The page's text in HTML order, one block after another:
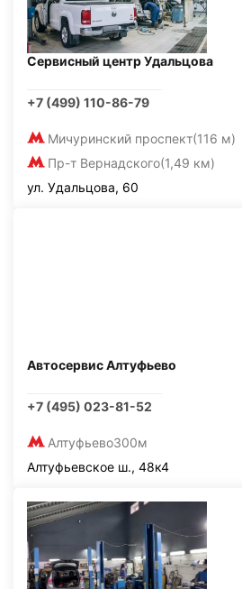
Сервисный центр Удальцова
+7 (499) 110-86-79
Мичуринский проспект(116 м)
Пр-т Вернадского(1,49 км)
ул. Удальцова, 60
Автосервис Алтуфьево
+7 (495) 023-81-52
Алтуфьево300м
Алтуфьевское ш., 48к4